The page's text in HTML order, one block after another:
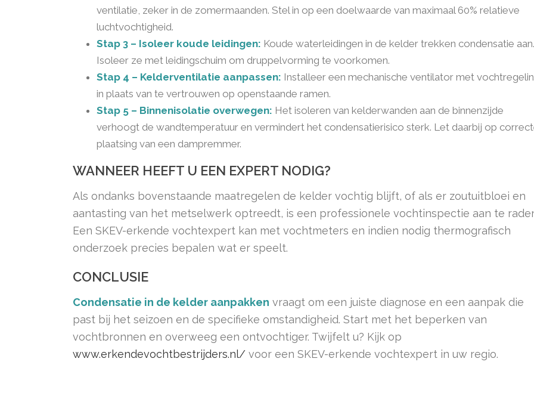
ventilatie, zeker in de zomermaanden. Stel in op een doelwaarde van maximaal 60% relatieve
luchtvochtigheid.
Stap 3 – Isoleer koude leidingen: Koude waterleidingen in de kelder trekken condensatie aan.
Isoleer ze met leidingschuim om druppelvorming te voorkomen.
Stap 4 – Kelderventilatie aanpassen: Installeer een mechanische ventilator met
in plaats van te vertrouwen op openstaande ramen.
Stap 5 – Binnenisolatie overwegen: Het isoleren van kelderwanden aan de binnenzijde
verhoogt de wandtemperatuur en vermindert het condensatierisico sterk. Let daarbij op
plaatsing van een dampremmer.
WANNEER HEEFT U EEN EXPERT NODIG?
Als ondanks bovenstaande maatregelen de kelder vochtig blijft, of als er zoutuitbloei en
aantasting van het metselwerk optreedt, is een professionele vochtinspectie aan te
Een SKEV-erkende vochtexpert kan met vochtmeters en indien nodig thermografisch
onderzoek precies bepalen wat er speelt.
CONCLUSIE
Condensatie in de kelder aanpakken vraagt om een juiste diagnose en een aanpak die
past bij het seizoen en de specifieke omstandigheid. Start met het beperken van
vochtbronnen en overweeg een ontvochtiger. Twijfelt u? Kijk op
www.erkendevochtbestrijders.nl/ voor een SKEV-erkende vochtexpert in uw regio.